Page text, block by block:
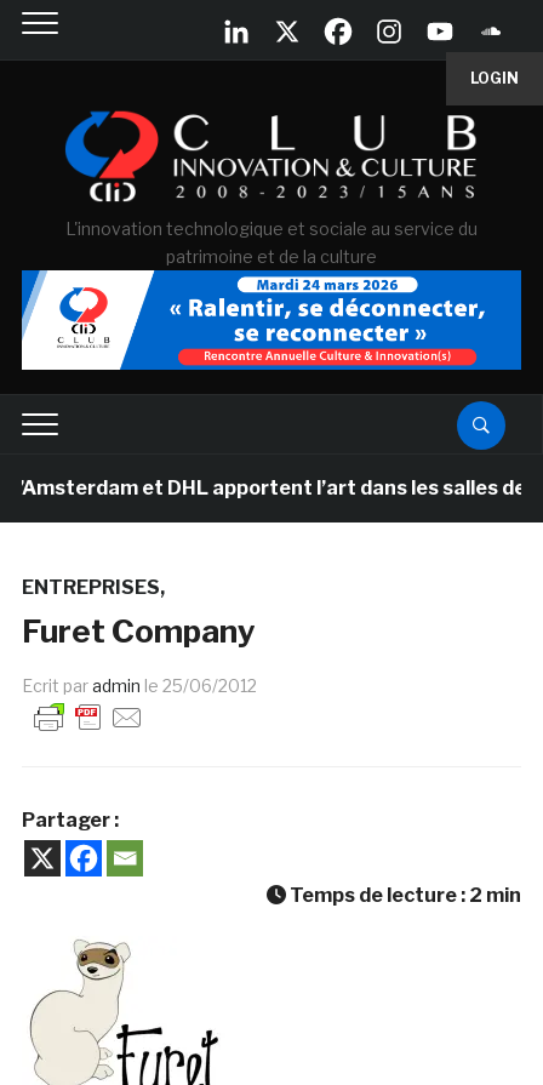
LOGIN
L'innovation technologique et sociale au service du
patrimoine et de la culture
et DHL apportent l’art dans les salles de
ENTREPRISES
Furet Company
Ecrit paradmin le 25/06/2012
Partager :
Temps de lecture : 2 min